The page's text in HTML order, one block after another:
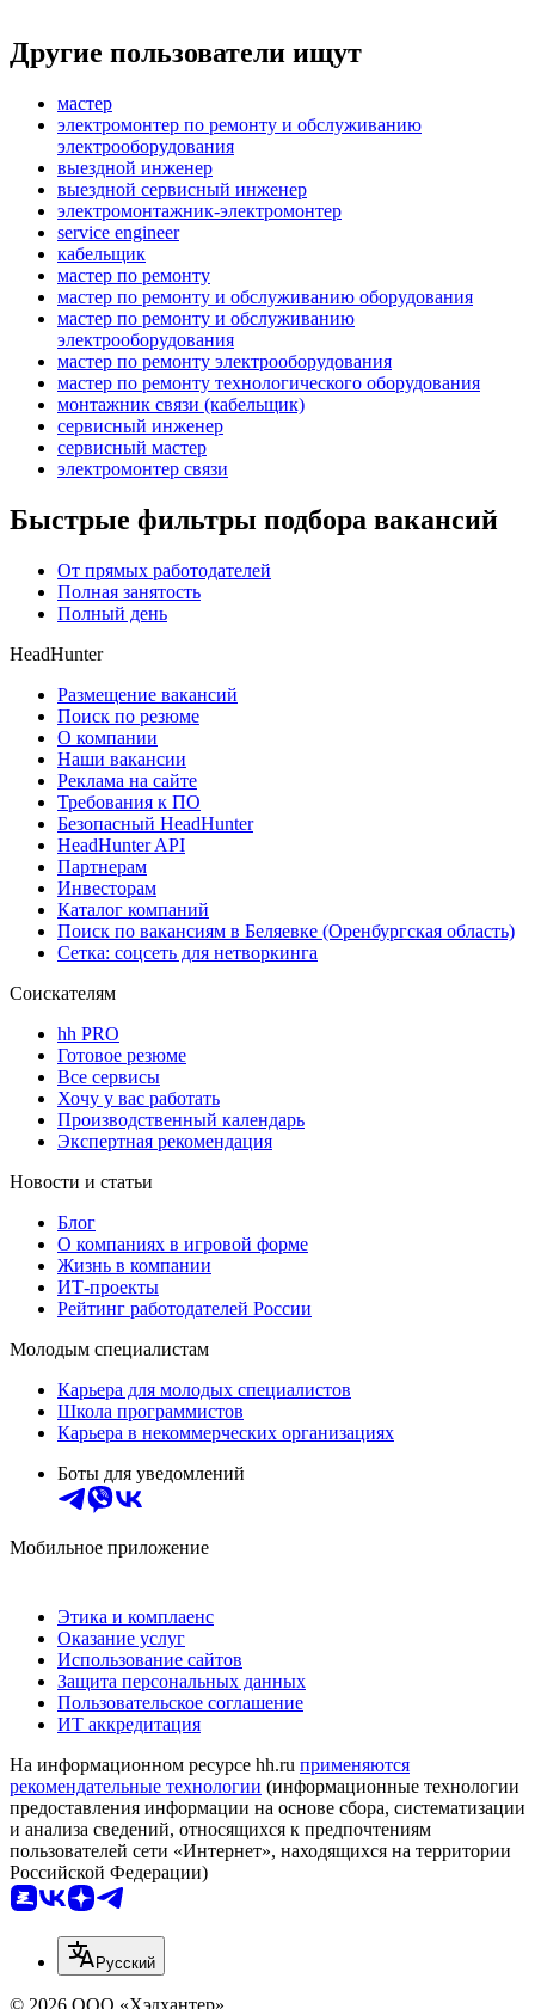
Другие пользователи ищут
мастер
электромонтер по ремонту и обслуживанию
электрооборудования
выездной инженер
выездной сервисный инженер
электромонтажник-электромонтер
service engineer
кабельщик
мастер по ремонту
мастер по ремонту и обслуживанию оборудования
мастер по ремонту и обслуживанию
электрооборудования
мастер по ремонту электрооборудования
мастер по ремонту технологического оборудования
монтажник связи (кабельщик)
сервисный инженер
сервисный мастер
электромонтер связи
Быстрые фильтры подбора вакансий
От прямых работодателей
Полная занятость
Полный день
HeadHunter
Размещение вакансий
Поиск по резюме
О компании
Наши вакансии
Реклама на сайте
Требования к ПО
Безопасный HeadHunter
HeadHunter API
Партнерам
Инвесторам
Каталог компаний
Поиск по вакансиям в Беляевке (Оренбургская область)
Сетка: соцсеть для нетворкинга
Соискателям
hh PRO
Готовое резюме
Все сервисы
Хочу у вас работать
Производственный календарь
Экспертная рекомендация
Новости и статьи
Блог
О компаниях в игровой форме
Жизнь в компании
ИТ-проекты
Рейтинг работодателей России
Молодым специалистам
Карьера для молодых специалистов
Школа программистов
Карьера в некоммерческих организациях
Боты для уведомлений
Мобильное приложение
Этика и комплаенс
Оказание услуг
Использование сайтов
Защита персональных данных
Пользовательское соглашение
ИТ аккредитация
На информационном ресурсе hh.ru применяются
рекомендательные технологии (информационные технологии
предоставления информации на основе сбора, систематизации
и анализа сведений, относящихся к предпочтениям
пользователей сети «Интернет», находящихся на территории
Российской Федерации)
Русский
© 2026 ООО «Хэдхантер»